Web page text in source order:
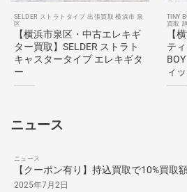
SELDER ストラトタイプ 出張買取 横浜市 泉
区
【横浜市泉区・中古エレキギ
ター買取】SELDER ストラト
キャスタータイプ エレキギタ
ー
TINY
買取
【
テ
ィ
ニュース
ニュース
【クーポン有り】持込買取で10%買取
2025年7月2日